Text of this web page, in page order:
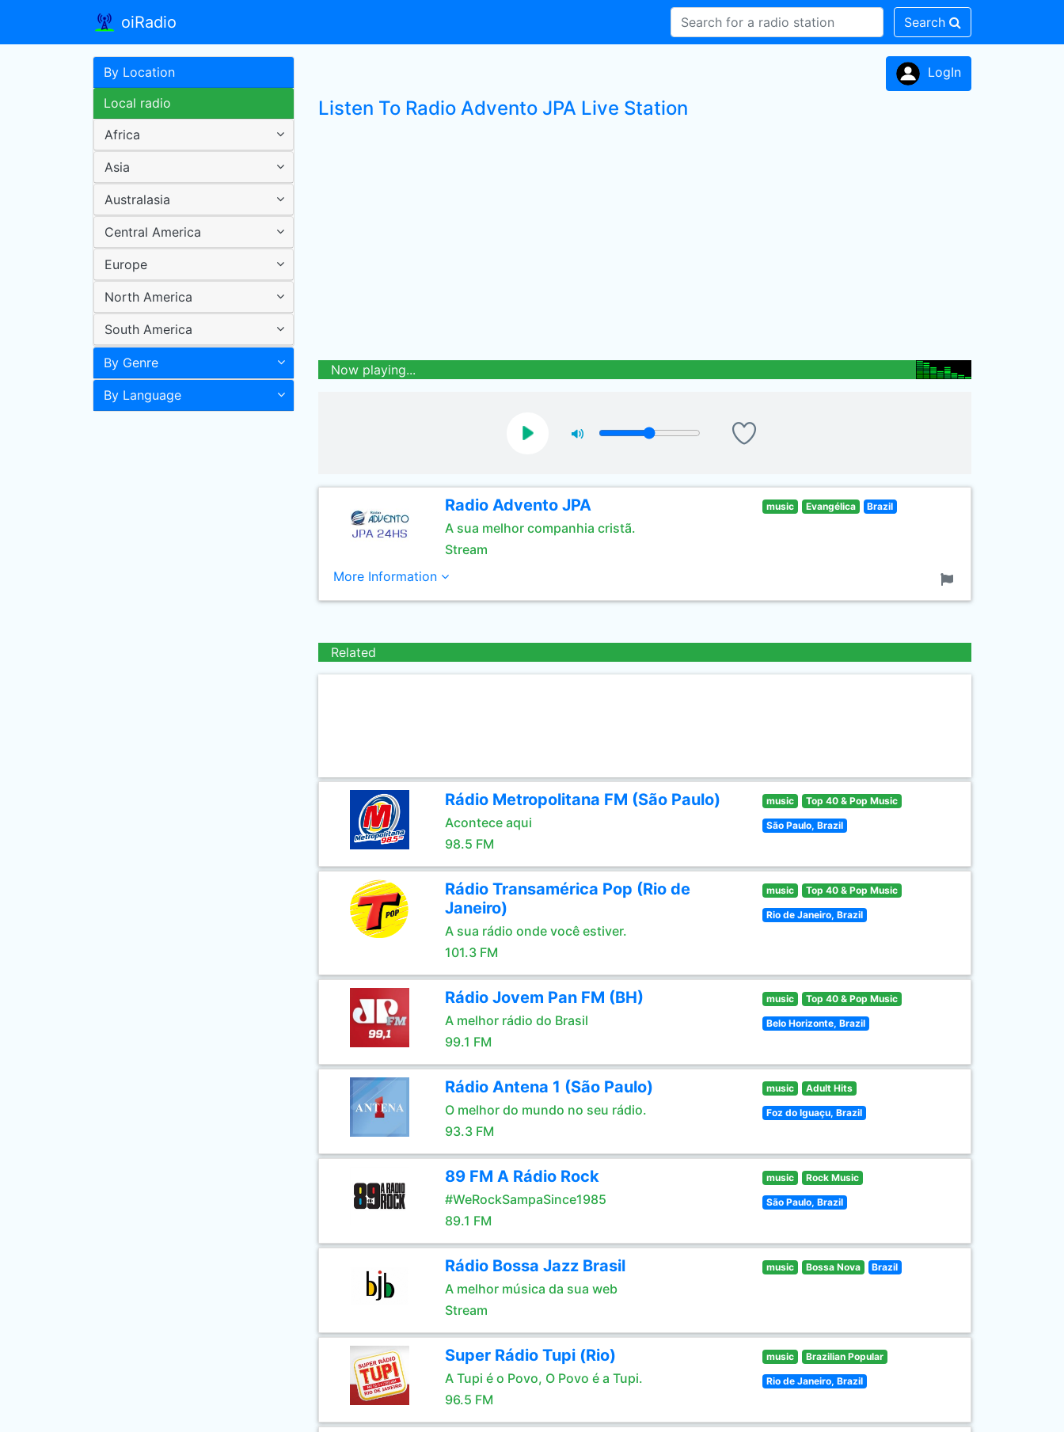
oiRadio Search
By Location
Local radio
Africa
Asia
Australasia
Central America
Europe
North America
South America
By Genre
By Language
LogIn
Listen To Radio Advento JPA Live Station
Now playing...
Radio Advento JPA
A sua melhor companhia cristã.
Stream
music Evangélica Brazil
More Information
Related
Rádio Metropolitana FM (São Paulo)
Acontece aqui
98.5 FM
music Top 40 & Pop Music
São Paulo, Brazil
Rádio Transamérica Pop (Rio de
Janeiro)
A sua rádio onde você estiver.
101.3 FM
music Top 40 & Pop Music
Rio de Janeiro, Brazil
Rádio Jovem Pan FM (BH)
A melhor rádio do Brasil
99.1 FM
music Top 40 & Pop Music
Belo Horizonte, Brazil
Rádio Antena 1 (São Paulo)
O melhor do mundo no seu rádio.
93.3 FM
music Adult Hits
Foz do Iguaçu, Brazil
89 FM A Rádio Rock
#WeRockSampaSince1985
89.1 FM
music Rock Music
São Paulo, Brazil
Rádio Bossa Jazz Brasil
A melhor música da sua web
Stream
music Bossa Nova Brazil
Super Rádio Tupi (Rio)
A Tupi é o Povo, O Povo é a Tupi.
96.5 FM
music Brazilian Popular
Rio de Janeiro, Brazil